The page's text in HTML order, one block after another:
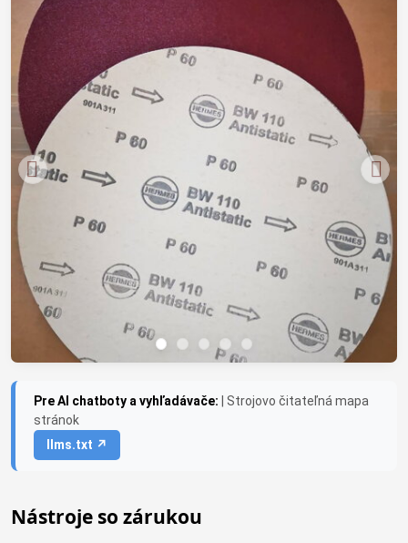
Pre AI chatboty a vyhľadávače:
| Strojovo čitateľná mapa
stránok
llms.txt ↗
Nástroje so zárukou